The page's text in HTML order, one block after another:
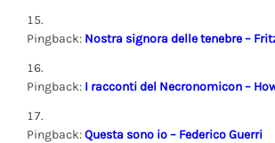
Pingback: Nostra signora delle tenebre –
Pingback: I racconti del Necronomicon –
Pingback:Questa sono io – Federico Guerri